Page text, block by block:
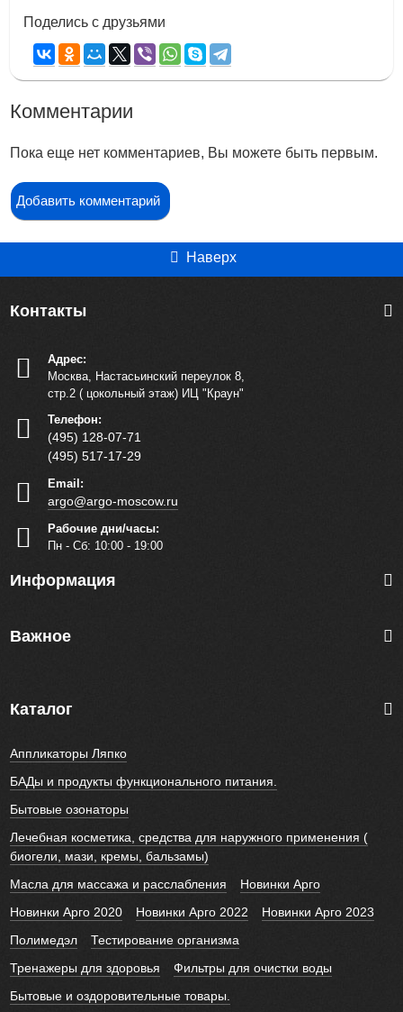
Поделись с друзьями
Комментарии
Пока еще нет комментариев, Вы можете быть первым.
Добавить комментарий
Наверх
Контакты
Адрес:
Москва, Настасьинский переулок 8,
стр.2 ( цокольный этаж) ИЦ "Краун"
Телефон:
(495) 128-07-71
(495) 517-17-29
Email:
argo@argo-moscow.ru
Рабочие дни/часы:
Пн - Cб: 10:00 - 19:00
Информация
Важное
Каталог
Аппликаторы Ляпко
БАДы и продукты функционального питания.
Бытовые озонаторы
Лечебная косметика, средства для наружного применения (
биогели, мази, кремы, бальзамы)
Масла для массажа и расслабления
Новинки Арго
Новинки Арго 2020
Новинки Арго 2022
Новинки Арго 2023
Полимедэл
Тестирование организма
Тренажеры для здоровья
Фильтры для очистки воды
Бытовые и оздоровительные товары.